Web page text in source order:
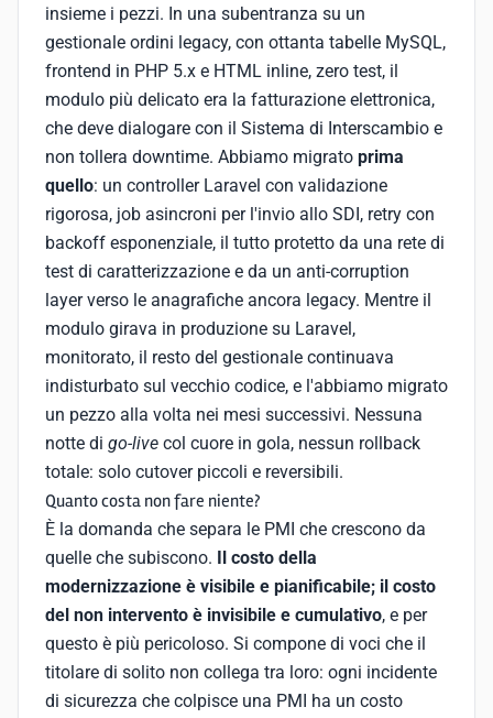
insieme i pezzi. In una subentranza su un
gestionale ordini legacy, con ottanta tabelle MySQL,
frontend in PHP 5.x e HTML inline, zero test, il
modulo più delicato era la fatturazione elettronica,
che deve dialogare con il Sistema di Interscambio e
non tollera downtime. Abbiamo migrato prima
quello: un controller Laravel con validazione
rigorosa, job asincroni per l'invio allo SDI, retry con
backoff esponenziale, il tutto protetto da una rete di
test di caratterizzazione e da un anti-corruption
layer verso le anagrafiche ancora legacy. Mentre il
modulo girava in produzione su Laravel,
monitorato, il resto del gestionale continuava
indisturbato sul vecchio codice, e l'abbiamo migrato
un pezzo alla volta nei mesi successivi. Nessuna
notte di go-live col cuore in gola, nessun rollback
totale: solo cutover piccoli e reversibili.
Quanto costa non fare niente?
È la domanda che separa le PMI che crescono da
quelle che subiscono. Il costo della
modernizzazione è visibile e pianificabile; il costo
del non intervento è invisibile e cumulativo, e per
questo è più pericoloso. Si compone di voci che il
titolare di solito non collega tra loro: ogni incidente
di sicurezza che colpisce una PMI ha un costo